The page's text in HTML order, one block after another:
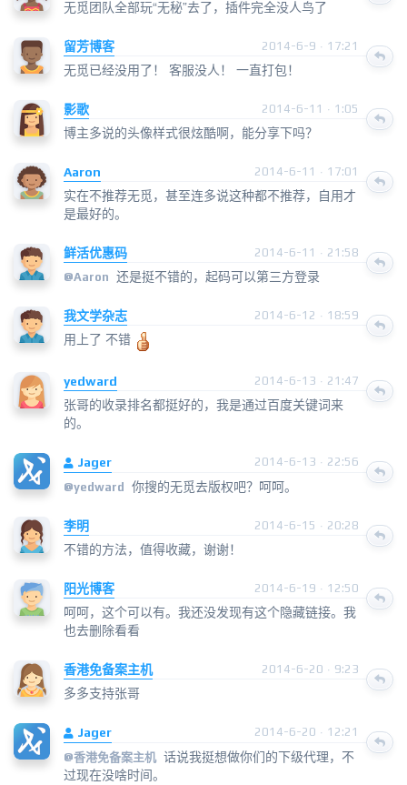
无觅团队全部玩“无秘”去了，插件完全没人鸟了
留芳博客 2014-6-9 · 17:21
无觅已经没用了！ 客服没人！ 一直打包！
影歌 2014-6-11 · 1:05
博主多说的头像样式很炫酷啊，能分享下吗？
Aaron 2014-6-11 · 17:01
实在不推荐无觅，甚至连多说这种都不推荐，自用才
是最好的。
鲜活优惠码
2014-6-11 · 21:58
@Aaron 还是挺不错的，起码可以第三方登录
我文学杂志 2014-6-12 · 18:59
用上了 不错
yedward 2014-6-13 · 21:47
张哥的收录排名都挺好的，我是通过百度关键词来
的。
Jager
2014-6-13 · 22:56
@yedward 你搜的无觅去版权吧？呵呵。
李明 2014-6-15 · 20:28
不错的方法，值得收藏，谢谢！
阳光博客 2014-6-19 · 12:50
呵呵，这个可以有。我还没发现有这个隐藏链接。我
也去删除看看
香港免备案主机 2014-6-20 · 9:23
多多支持张哥
Jager
2014-6-20 · 12:21
@香港免备案主机 话说我挺想做你们的下级代理，不
过现在没啥时间。